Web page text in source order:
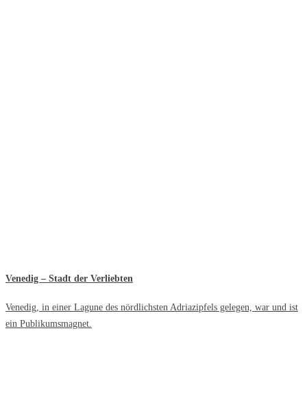
Venedig – Stadt der Verliebten
Venedig, in einer Lagune des nördlichsten Adriazipfels gelegen, war und ist
ein Publikumsmagnet.